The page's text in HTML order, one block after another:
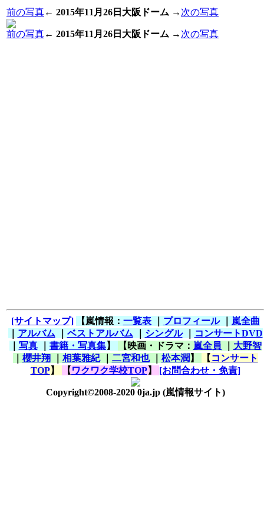
前の写真← 2015年11月26日大阪ドーム → 次の写真
前の写真← 2015年11月26日大阪ドーム → 次の写真
[サイトマップ] 【嵐情報： 一覧表｜ プロフィール｜
嵐全曲
アルバム ベストアルバム シングル｜
コンサートDVD
写真｜ 書籍・写真集】 【映画・ドラマ： 嵐全員
大野智
櫻井翔 相葉雅紀｜ 二宮和也｜ 松本潤 】 【 コンサート
TOP】 【 ワクワク学校TOP】 [お問合わせ・免責]
Copyright©2008-2020 0ja.jp(嵐情報サイト)